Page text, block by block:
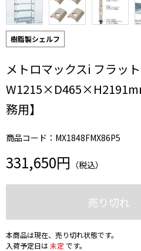
樹脂製シェルフ
メトロマックスi フラッ
務用】
商品コード：MX1848FMX86P5
331,650円 （税込）
売り切れ
本商品は現在、売り切れ状態です。
入荷予定日は未定 です。